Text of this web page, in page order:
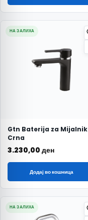
НА ЗАЛИХА
Gtn Baterija za Mijalnik
Crna
3.230,00 ден
Додај во кошница
НА ЗАЛИХА